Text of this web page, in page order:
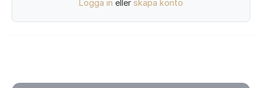
Logga in eller skapa konto